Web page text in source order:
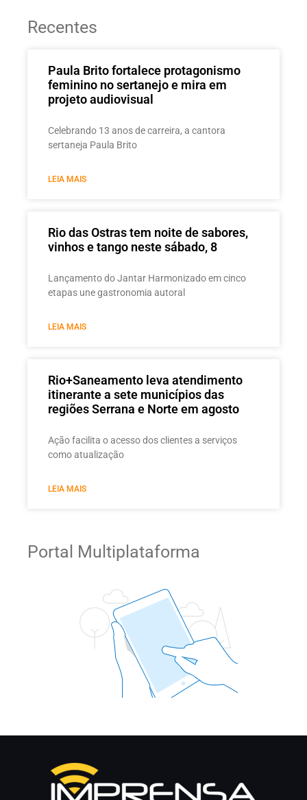
Recentes
Paula Brito fortalece protagonismo
feminino no sertanejo e mira em
projeto audiovisual
Celebrando 13 anos de carreira, a cantora
sertaneja Paula Brito
LEIA MAIS
Rio das Ostras tem noite de sabores,
vinhos e tango neste sábado, 8
Lançamento do Jantar Harmonizado em cinco
etapas une gastronomia autoral
LEIA MAIS
Rio+Saneamento leva atendimento
itinerante a sete municípios das
regiões Serrana e Norte em agosto
Ação facilita o acesso dos clientes a serviços
como atualização
LEIA MAIS
Portal Multiplataforma